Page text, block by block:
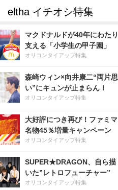
マクドナルドが40年にわたり
支える「小学生の甲子園」
オリコンタイアップ特集
森崎ウィン×向井康二“両片思
い”にキュンが止まらん！
オリコンタイアップ特集
大好評につき再び！ファミマ
名物45％増量キャンペーン
オリコンタイアップ特集
SUPER★DRAGON、自ら描
いた”レトロフューチャー”
オリコンタイアップ特集